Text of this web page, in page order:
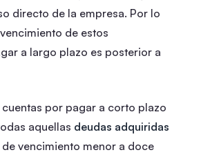
directo de la empresa. Por lo
de estos
a largo plazo es posterior a
por pagar a corto plazo
aquellas deudas adquiridas
vencimiento menor a doce